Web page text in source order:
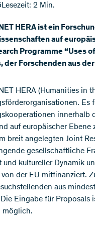
Lesezeit: 2 Min.
HERA ist ein
auf
Programme “Uses
der Forschenden aus
HERA (Humanities in
Es
innerhalb
auf europäischer Ebene
breit angelegten Joint
gesellschaftliche
und kultureller Dynamik
der EU mitfinanziert.
aus
Eingabe für Proposals
möglich.